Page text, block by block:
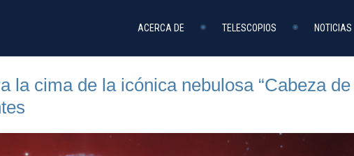
ACERCA DE TELESCOPIOS NOTICIAS
la cima de la icónica nebulosa “Cabeza